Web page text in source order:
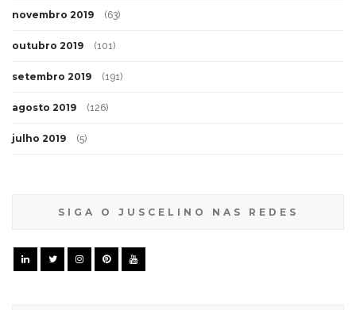
novembro 2019 (63)
outubro 2019 (101)
setembro 2019 (191)
agosto 2019 (126)
julho 2019 (5)
SIGA O JUSCELINO NAS REDES